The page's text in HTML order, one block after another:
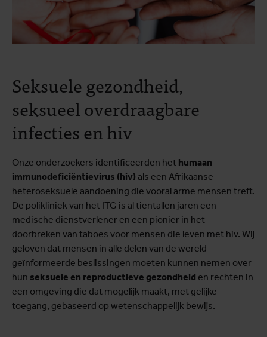
Seksuele gezondheid,
seksueel overdraagbare
infecties en hiv
Onze onderzoekers identificeerden het humaan
immunodeficiëntievirus (hiv) als een Afrikaanse
heteroseksuele aandoening die vooral arme mensen treft.
De polikliniek van het ITG is al tientallen jaren een
medische dienstverlener en een pionier in het
doorbreken van taboes voor mensen die leven met hiv. Wij
geloven dat mensen in alle delen van de wereld
geïnformeerde beslissingen moeten kunnen nemen over
hun seksuele en reproductieve gezondheid en rechten in
een omgeving die dat mogelijk maakt, met gelijke
toegang, gebaseerd op wetenschappelijk bewijs.